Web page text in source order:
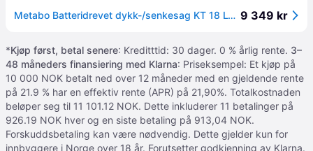
Metabo Batteridrevet dykk-/senkesag KT 18 LTX 66 BL Set inkl. styreskinne FS 160 i metaBOX 340 uten batteri og lader 9 349 kr
*Kjøp først, betal senere: Kreditttid: 30 dager. 0 % årlig rente. 3–
48 måneders finansiering med Klarna: Priseksempel: Et kjøp på
10 000 NOK betalt ned over 12 måneder med en gjeldende rente
på 21.9 % har en effektiv rente (APR) på 21,90%. Totalkostnaden
beløper seg til 11 101.12 NOK. Dette inkluderer 11 betalinger på
926.19 NOK hver og en siste betaling på 913,04 NOK.
Forskuddsbetaling kan være nødvendig. Dette gjelder kun for
innbyggere i Norge over 18 år. Forutsetter godkjenning av Klarna.